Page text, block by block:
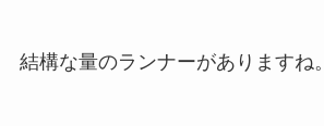
結構な量のランナーがありますね。